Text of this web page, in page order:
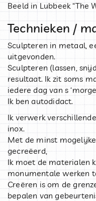
Beeld in Lubbeek “The
Technieken /
Sculpteren in metaal,
uitgevonden.
Sculpteren (lassen,
resultaat. Ik zit soms
iedere dag van s
Ik ben autodidact.
Ik verwerk
inox.
Met de minst
gecreëerd,
Ik moet de materialen
monumentale werken
Creëren is om de
bepalen van